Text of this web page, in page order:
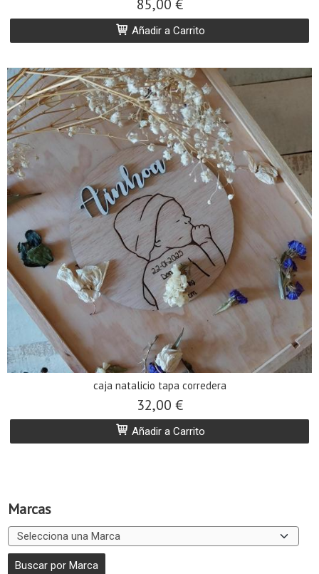
Marcas
85,00 €
Añadir a Carrito
caja natalicio tapa corredera
32,00 €
Añadir a Carrito